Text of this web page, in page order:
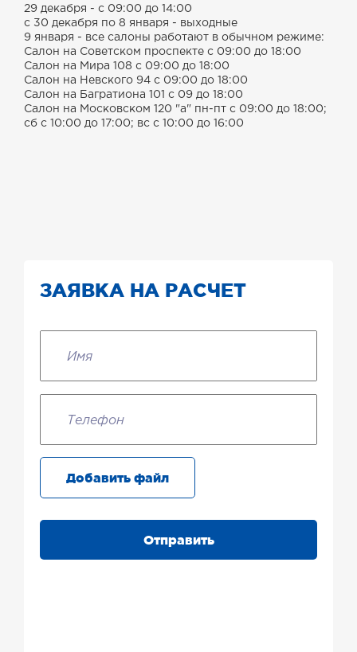
29 декабря - с 09:00 до 14:00
с 30 декабря по 8 января - выходные
9 января - все салоны работают в обычном режиме:
Салон на Советском проспекте с 09:00 до 18:00
Салон на Мира 108 с 09:00 до 18:00
Салон на Невского 94 с 09:00 до 18:00
Салон на Багратиона 101 с 09 до 18:00
Салон на Московском 120 "а" пн-пт с 09:00 до 18:00;
сб с 10:00 до 17:00; вс с 10:00 до 16:00
ЗАЯВКА НА РАСЧЕТ
Добавить файл
Отправить